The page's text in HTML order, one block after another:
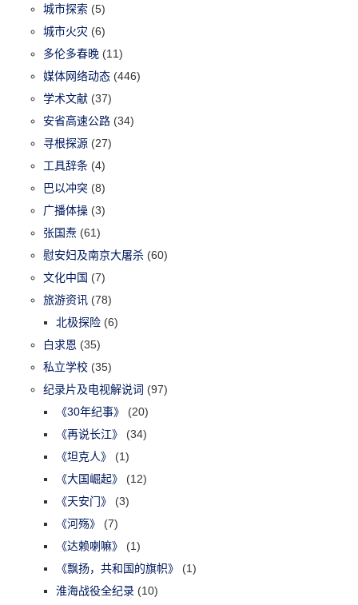
城市探索 (5)
城市火灾 (6)
多伦多春晚 (11)
媒体网络动态 (446)
学术文献 (37)
安省高速公路 (34)
寻根探源 (27)
工具辞条 (4)
巴以冲突 (8)
广播体操 (3)
张国焘 (61)
慰安妇及南京大屠杀 (60)
文化中国 (7)
旅游资讯 (78)
北极探险 (6)
白求恩 (35)
私立学校 (35)
纪录片及电视解说词 (97)
《30年纪事》
(20)
《再说长江》
(34)
《坦克人》
(1)
《大国崛起》
(12)
《天安门》
(3)
《河殇》
(7)
《达赖喇嘛》
(1)
《飘扬，共和国的旗帜》
(1)
淮海战役全纪录 (10)